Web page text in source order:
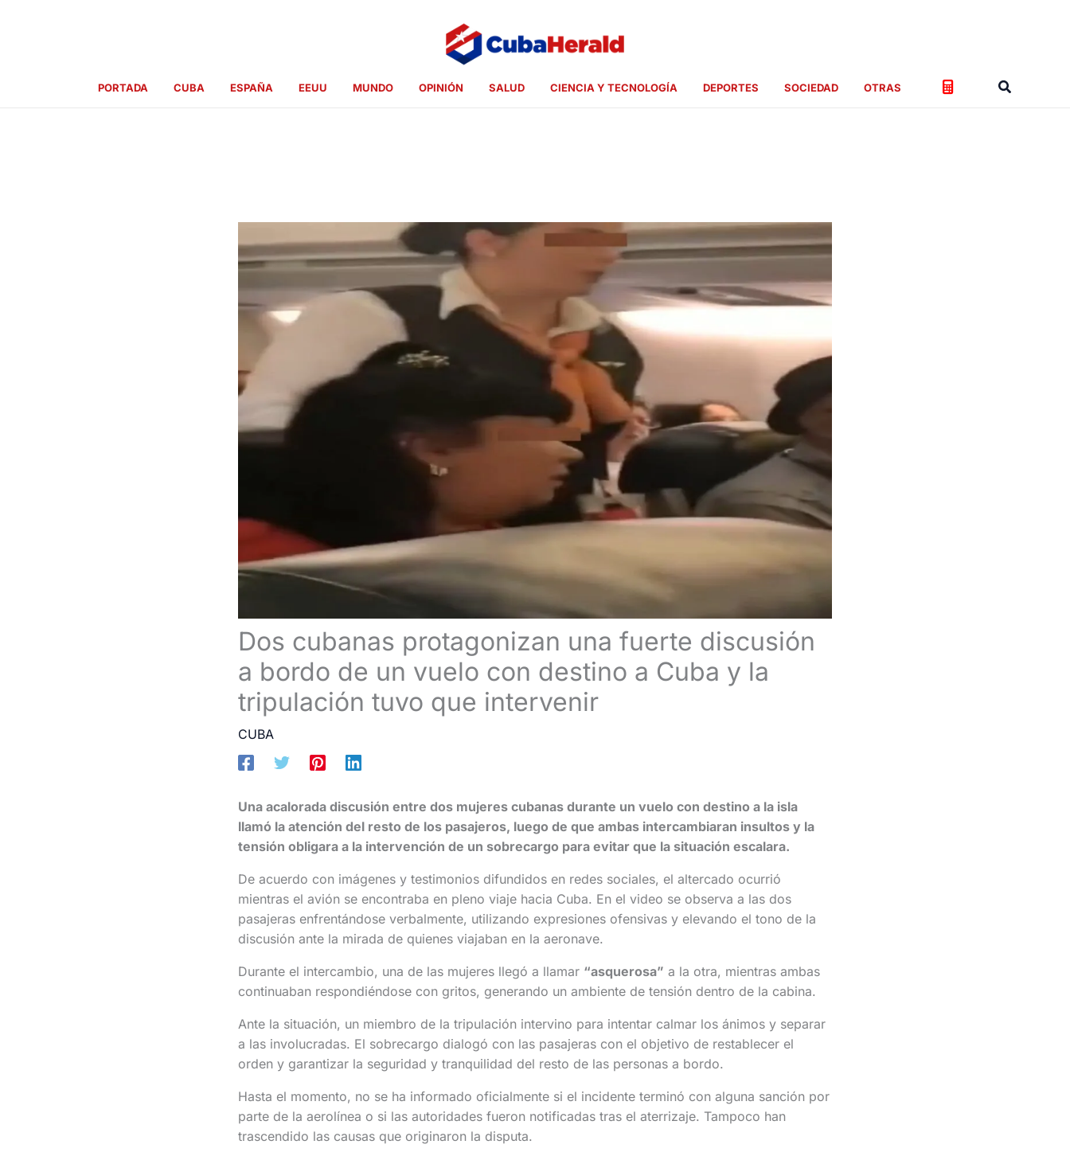
PORTADA CUBA ESPAÑA EEUU MUNDO OPINIÓN SALUD CIENCIA Y TECNOLOGÍA DEPORTES SOCIEDAD OTRAS Buscar
Dos cubanas protagonizan una fuerte discusión
a bordo de un vuelo con destino a Cuba y la
tripulación tuvo que intervenir
CUBA
Una acalorada discusión entre dos mujeres cubanas durante un vuelo con destino a la isla
llamó la atención del resto de los pasajeros, luego de que ambas intercambiaran insultos y la
tensión obligara a la intervención de un sobrecargo para evitar que la situación escalara.
De acuerdo con imágenes y testimonios difundidos en redes sociales, el altercado ocurrió
mientras el avión se encontraba en pleno viaje hacia Cuba. En el video se observa a las dos
pasajeras enfrentándose verbalmente, utilizando expresiones ofensivas y elevando el tono de la
discusión ante la mirada de quienes viajaban en la aeronave.
Durante el intercambio, una de las mujeres llegó a llamar “asquerosa” a la otra, mientras ambas
continuaban respondiéndose con gritos, generando un ambiente de tensión dentro de la cabina.
Ante la situación, un miembro de la tripulación intervino para intentar calmar los ánimos y separar
a las involucradas. El sobrecargo dialogó con las pasajeras con el objetivo de restablecer el
orden y garantizar la seguridad y tranquilidad del resto de las personas a bordo.
Hasta el momento, no se ha informado oficialmente si el incidente terminó con alguna sanción por
parte de la aerolínea o si las autoridades fueron notificadas tras el aterrizaje. Tampoco han
trascendido las causas que originaron la disputa.